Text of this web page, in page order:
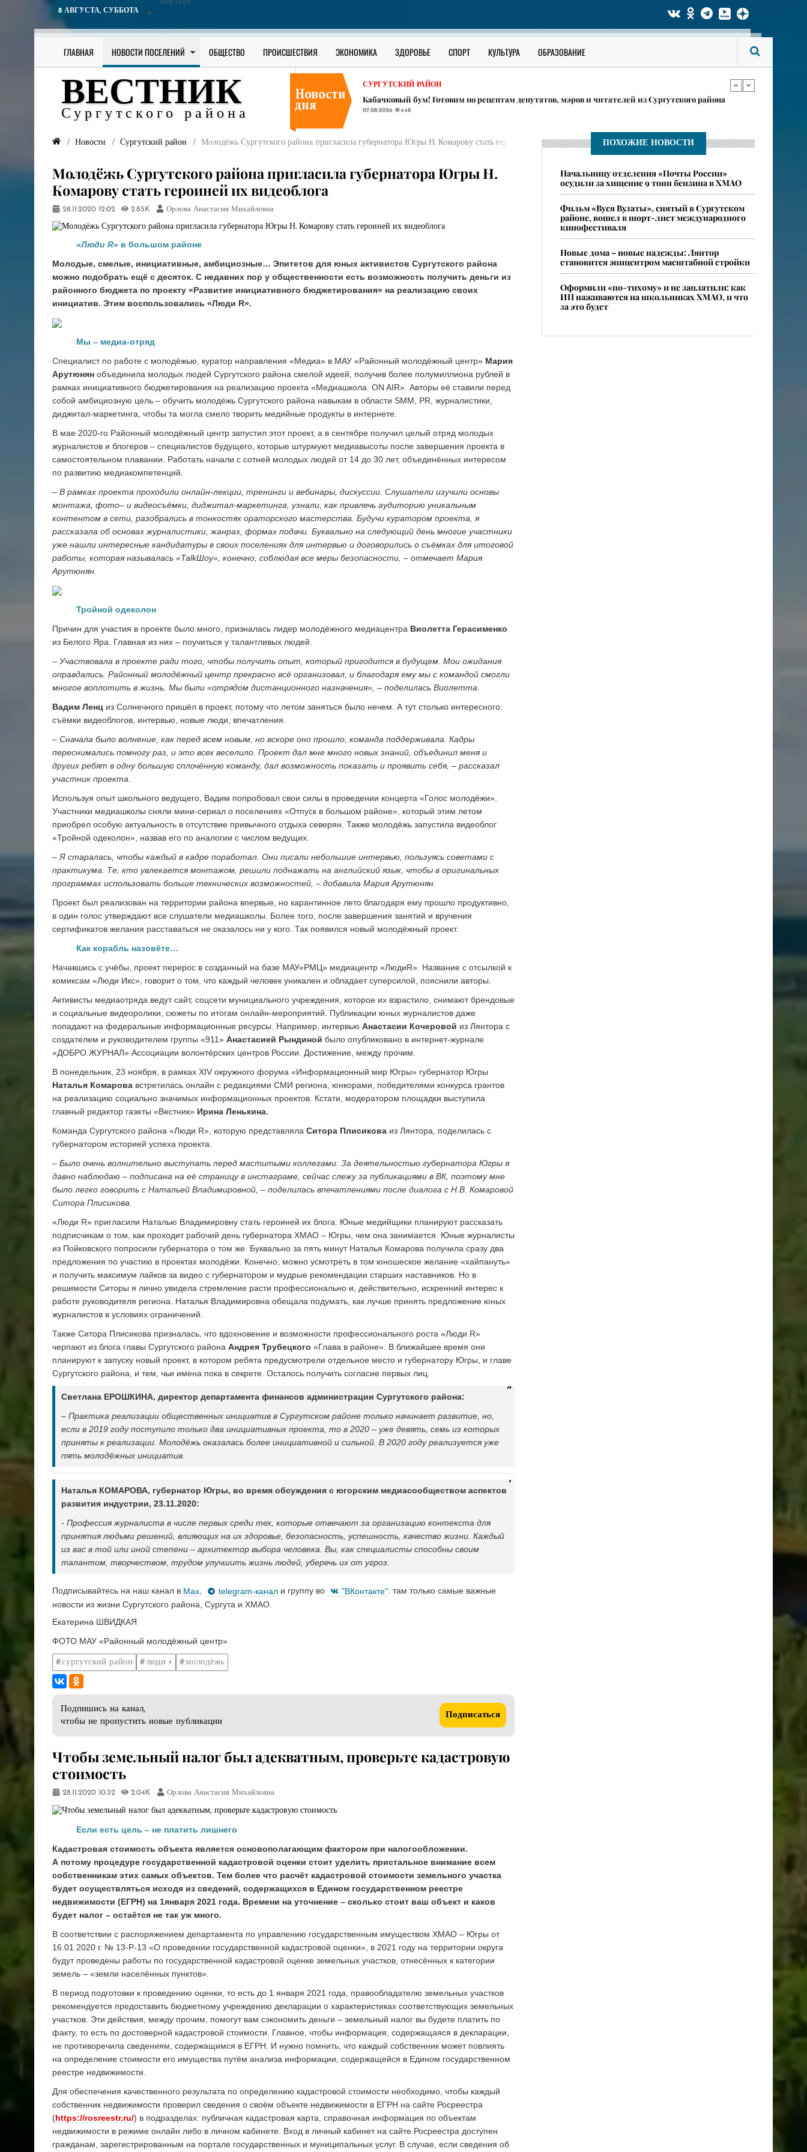
8 АВГУСТА, СУББОТА
ПОГОДА
ГЛАВНАЯ НОВОСТИ ПОСЕЛЕНИЙ ОБЩЕСТВО ПРОИСШЕСТВИЯ ЭКОНОМИКА ЗДОРОВЬЕ СПОРТ КУЛЬТУРА ОБРАЗОВАНИЕ
ВЕСТНИК
Сургутского района
07.08.2026 439
СУРГУТСКИЙ РАЙОН
Кабачковый бум! Готовим по рецептам депутатов, мэров и читателей из Сургутского района
07.08.2026 448
Блогер из Сургута раскрыла разницу между женщинами из Москвы и регионов
07.08.2026
Тайга и дисциплина: подводные камни работы с коренными жителями в Сургутском районе
Новости Сургутский район ​Молодёжь Сургутского района пригласила губернатора Югры Н. Комарову стать героиней их видеоблога
​Молодёжь Сургутского района пригласила губернатора Югры Н.
Комарову стать героиней их видеоблога
28.11.2020 12:02 2.85K Орлова Анастасия Михайловна
«Люди R» в большом районе
Молодые, смелые, инициативные, амбициозные… Эпитетов для юных активистов Сургутского района
можно подобрать ещё с десяток. С недавних пор у общественности есть возможность получить деньги из
районного бюджета по проекту «Развитие инициативного бюджетирования» на реализацию своих
инициатив. Этим воспользовались «Люди R».
Мы – медиа-отряд
Специалист по работе с молодёжью, куратор направления «Медиа» в МАУ «Районный молодёжный центр» Мария
Арутюнян объединила молодых людей Сургутского района смелой идеей, получив более полумиллиона рублей в
рамках инициативного бюджетирования на реализацию проекта «Медиашкола. ON AIR». Авторы её ставили перед
собой амбициозную цель – обучить молодёжь Сургутского района навыкам в области SMM, PR, журналистики,
диджитал-маркетинга, чтобы та могла смело творить медийные продукты в интернете.
В мае 2020-го Районный молодёжный центр запустил этот проект, а в сентябре получил целый отряд молодых
журналистов и блогеров – специалистов будущего, которые штурмуют медиавысоты после завершения проекта в
самостоятельном плавании. Работать начали с сотней молодых людей от 14 до 30 лет, объединённых интересом
по развитию медиакомпетенций.
– В рамках проекта проходили онлайн-лекции, тренинги и вебинары, дискуссии. Слушатели изучили основы
монтажа, фото– и видеосъёмки, диджитал-маркетинга, узнали, как привлечь аудиторию уникальным
контентом в сети, разобрались в тонкостях ораторского мастерства. Будучи куратором проекта, я
рассказала об основах журналистики, жанрах, формах подачи. Буквально на следующий день многие участники
уже нашли интересные кандидатуры в своих поселениях для интервью и договорились о съёмках для итоговой
работы, которая называлась «TalkШоу», конечно, соблюдая все меры безопасности, – отмечает Мария
Арутюнян.
Тройной одеколон
Причин для участия в проекте было много, призналась лидер молодёжного медиацентра Виолетта Герасименко
из Белого Яра. Главная из них – поучиться у талантливых людей.
– Участвовала в проекте ради того, чтобы получить опыт, который пригодится в будущем. Мои ожидания
оправдались. Районный молодёжный центр прекрасно всё организовал, и благодаря ему мы с командой смогли
многое воплотить в жизнь. Мы были «отрядом дистанционного назначения», – поделилась Виолетта.
Вадим Ленц из Солнечного пришёл в проект, потому что летом заняться было нечем. А тут столько интересного:
съёмки видеоблогов, интервью, новые люди, впечатления.
– Сначала было волнение, как перед всем новым, но вскоре оно прошло, команда поддерживала. Кадры
переснимались помногу раз, и это всех веселило. Проект дал мне много новых знаний, объединил меня и
других ребят в одну большую сплочённую команду, дал возможность показать и проявить себя, – рассказал
участник проекта.
Используя опыт школьного ведущего, Вадим попробовал свои силы в проведении концерта «Голос молодёжи».
Участники медиашколы сняли мини-сериал о поселениях «Отпуск в большом районе», который этим летом
приобрел особую актуальность в отсутствие привычного отдыха северян. Также молодёжь запустила видеоблог
«Тройной одеколон», назвав его по аналогии с числом ведущих.
– Я старалась, чтобы каждый в кадре поработал. Они писали небольшие интервью, пользуясь советами с
практикума. Те, кто увлекается монтажом, решили поднажать на английский язык, чтобы в оригинальных
программах использовать больше технических возможностей, – добавила Мария Арутюнян.
Проект был реализован на территории района впервые, но карантинное лето благодаря ему прошло продуктивно,
в один голос утверждают все слушатели медиашколы. Более того, после завершения занятий и вручения
сертификатов желания расставаться не оказалось ни у кого. Так появился новый молодёжный проект.
Как корабль назовёте…
Начавшись с учёбы, проект перерос в созданный на базе МАУ«РМЦ» медиацентр «ЛюдиR». Название с отсылкой к
комиксам «Люди Икс», говорит о том, что каждый человек уникален и обладает суперсилой, пояснили авторы.
Активисты медиаотряда ведут сайт, соцсети мунициального учреждения, которое их взрастило, снимают брендовые
и социальные видеоролики, сюжеты по итогам онлайн-мероприятий. Публикации юных журналистов даже
попадают на федеральные информационные ресурсы. Например, интервью Анастасии Кочеровой из Лянтора с
создателем и руководителем группы «911» Анастасией Рындиной было опубликовано в интернет-журнале
«ДОБРО.ЖУРНАЛ» Ассоциации волонтёрских центров России. Достижение, между прочим.
В понедельник, 23 ноября, в рамках XIV окружного форума «Информационный мир Югры» губернатор Югры
Наталья Комарова встретилась онлайн с редакциями СМИ региона, юнкорами, победителями конкурса грантов
на реализацию социально значимых информационных проектов. Кстати, модератором площадки выступила
главный редактор газеты «Вестник» Ирина Ленькина.
Команда Сургутского района «Люди R», которую представляла Ситора Плисикова из Лянтора, поделилась с
губернатором историей успеха проекта.
– Было очень волнительно выступать перед маститыми коллегами. За деятельностью губернатора Югры я
давно наблюдаю – подписана на её страницу в инстаграме, сейчас слежу за публикациями в ВК, поэтому мне
было легко говорить с Натальей Владимировной, – поделилась впечатлениями после диалога с Н.В. Комаровой
Ситора Плисикова.
«Люди R» пригласили Наталью Владимировну стать героиней их блога. Юные медийщики планируют рассказать
подписчикам о том, как проходит рабочий день губернатора ХМАО – Югры, чем она занимается. Юные журналисты
из Пойковского попросили губернатора о том же. Буквально за пять минут Наталья Комарова получила сразу два
предложения по участию в проектах молодёжи. Конечно, можно усмотреть в том юношеское желание «хайпануть»
и получить максимум лайков за видео с губернатором и мудрые рекомендации старших наставников. Но в
решимости Ситоры я лично увидела стремление расти профессионально и, действительно, искренний интерес к
работе руководителя региона. Наталья Владимировна обещала подумать, как лучше принять предложение юных
журналистов в условиях ограничений.
Также Ситора Плисикова призналась, что вдохновение и возможности профессионального роста «Люди R»
черпают из блога главы Сургутского района Андрея Трубецкого «Глава в районе». В ближайшее время они
планируют к запуску новый проект, в котором ребята предусмотрели отдельное место и губернатору Югры, и главе
Сургутского района, и тем, чьи имена пока в секрете. Осталось получить согласие первых лиц.
Светлана ЕРОШКИНА, директор департамента финансов администрации Сургутского района:
– Практика реализации общественных инициатив в Сургутском районе только начинает развитие, но,
если в 2019 году поступило только два инициативных проекта, то в 2020 – уже девять, семь из которых
приняты к реализации. Молодёжь оказалась более инициативной и сильной. В 2020 году реализуется уже
пять молодёжных инициатив.
Наталья КОМАРОВА, губернатор Югры, во время обсуждения с югорским медиасообществом аспектов
развития индустрии, 23.11.2020:
- Профессия журналиста в числе первых среди тех, которые отвечают за организацию контекста для
принятия людьми решений, влияющих на их здоровье, безопасность, успешность, качество жизни. Каждый
из вас в той или иной степени – архитектор выбора человека. Вы, как специалисты способны своим
талантом, творчеством, трудом улучшить жизнь людей, уберечь их от угроз.
Подписывайтесь на наш канал в Max, telegram-канал и группу во "ВКонтакте": там только самые важные
новости из жизни Сургутского района, Сургута и ХМАО.
Екатерина ШВИДКАЯ
ФОТО МАУ «Районный молодёжный центр»
сургутский район люди r молодёжь
Подпишись на канал,
чтобы не пропустить новые публикации
Подписаться
​Чтобы земельный налог был адекватным, проверьте кадастровую
стоимость
28.11.2020 10:32 2.04K Орлова Анастасия Михайловна
Если есть цель – не платить лишнего
Кадастровая стоимость объекта является основополагающим фактором при налогообложении.
А потому процедуре государственной кадастровой оценки стоит уделить пристальное внимание всем
собственникам этих самых объектов. Тем более что расчёт кадастровой стоимости земельного участка
будет осуществляться исходя из сведений, содержащихся в Едином государственном реестре
недвижимости (ЕГРН) на 1января 2021 года. Времени на уточнение – сколько стоит ваш объект и каков
будет налог – остаётся не так уж много.
В соответствии с распоряжением департамента по управлению государственным имуществом ХМАО – Югры от
16.01.2020 г. № 13-Р-13 «О проведении государственной кадастровой оценки», в 2021 году на территории округа
будут проведены работы по государственной кадастровой оценке земельных участков, отнесённых к категории
земель – «земли населённых пунктов».
В период подготовки к проведению оценки, то есть до 1 января 2021 года, правообладателю земельных участков
рекомендуется предоставить бюджетному учреждению декларации о характеристиках соответствующих земельных
участков. Эти действия, между прочим, помогут вам сэкономить деньги – земельный налог вы будете платить по
факту, то есть по достоверной кадастровой стоимости. Главное, чтобы информация, содержащаяся в декларации,
не противоречила сведениям, содержащимся в ЕГРН. И нужно помнить, что каждый собственник может повлиять
на определение стоимости его имущества путём анализа информации, содержащейся в Едином государственном
реестре недвижимости.
Для обеспечения качественного результата по определению кадастровой стоимости необходимо, чтобы каждый
собственник недвижимости проверил сведения о своём объекте недвижимости в ЕГРН на сайте Росреестра
(https://rosreestr.ru/) в подразделах: публичная кадастровая карта, справочная информация по объектам
недвижимости в режиме онлайн либо в личном кабинете. Вход в личный кабинет на сайте Росреестра доступен
гражданам, зарегистрированным на портале государственных и муниципальных услуг. В случае, если сведения об
ПОХОЖИЕ НОВОСТИ
​Начальницу отделения «Почты России»
осудили за хищение 9 тонн бензина в ХМАО
​Фильм «Вуся Вулаты», снятый в Сургутском
районе, вошел в шорт-лист международного
кинофестиваля
Новые дома – новые надежды: Лянтор
становится эпицентром масштабной стройки
Оформили «по-тихому» и не заплатили: как
ИП наживаются на школьниках ХМАО, и что
за это будет